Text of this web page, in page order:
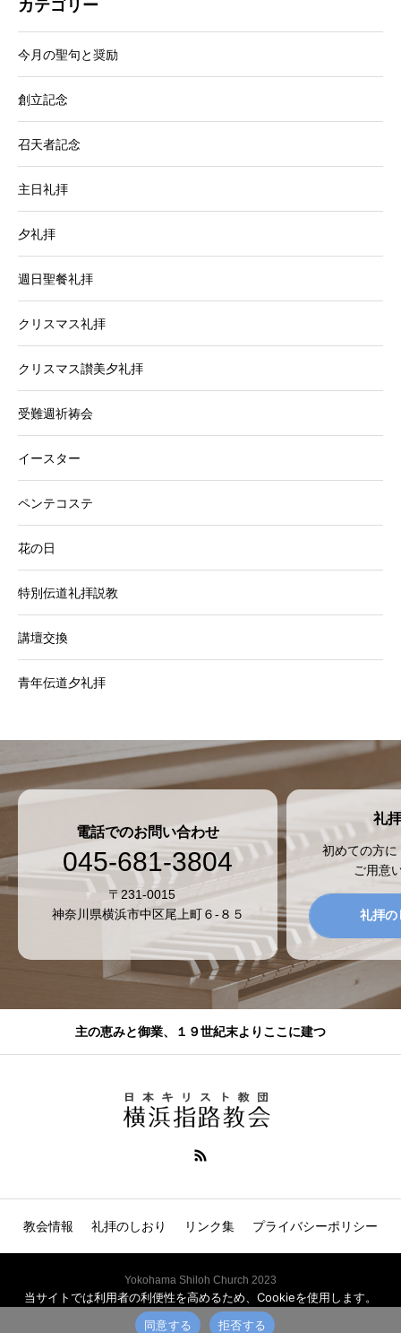
カテゴリー
今月の聖句と奨励
創立記念
召天者記念
主日礼拝
夕礼拝
週日聖餐礼拝
クリスマス礼拝
クリスマス讃美夕礼拝
受難週祈祷会
イースター
ペンテコステ
花の日
特別伝道礼拝説教
講壇交換
青年伝道夕礼拝
電話でのお問い合わせ
045-681-3804
〒231-0015
神奈川県横浜市中区尾上町６-８５
礼
初めての方
ご用意
礼拝の
主の恵みと御業、１９世紀末よりここに建つ
教会情報 礼拝のしおり リンク集 プライバシーポリシー
Yokohama Shiloh Church 2023
当サイトでは利用者の利便性を高めるため、Cookieを使用します。
同意する
拒否する